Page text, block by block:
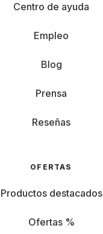
Centro de ayuda
Empleo
Blog
Prensa
Reseñas
OFERTAS
Productos destacados
Ofertas %